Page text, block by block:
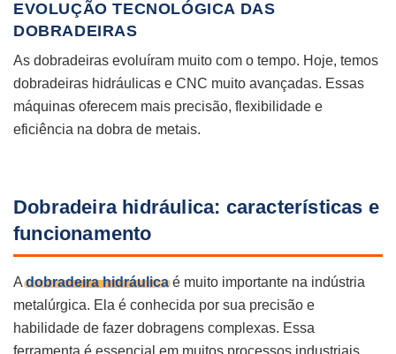
EVOLUÇÃO TECNOLÓGICA DAS
DOBRADEIRAS
As dobradeiras evoluíram muito com o tempo. Hoje, temos
dobradeiras hidráulicas e CNC muito avançadas. Essas
máquinas oferecem mais precisão, flexibilidade e
eficiência na dobra de metais.
Dobradeira hidráulica: características e
funcionamento
Adobradeira hidráulicaé muito importante na indústria
metalúrgica. Ela é conhecida por sua precisão e
habilidade de fazer dobragens complexas. Essa
ferramenta é essencial em muitos processos industriais,